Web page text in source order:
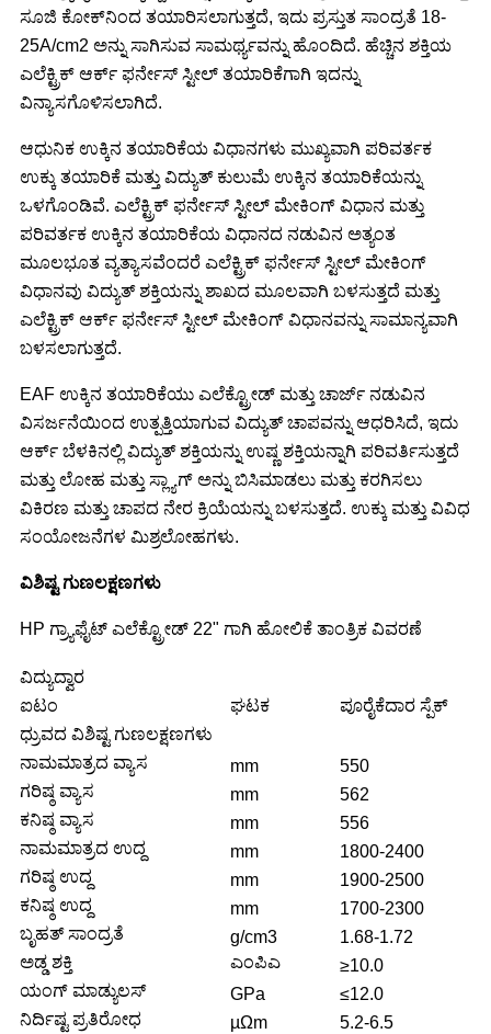
ಸೂಜಿ ಕೋಕ್‌ನಿಂದ ತಯಾರಿಸಲಾಗುತ್ತದೆ, ಇದು ಪ್ರಸ್ತುತ ಸಾಂದ್ರತೆ 18-
25A/cm2 ಅನ್ನು ಸಾಗಿಸುವ ಸಾಮರ್ಥ್ಯವನ್ನು ಹೊಂದಿದೆ. ಹೆಚ್ಚಿನ ಶಕ್ತಿಯ
ಎಲೆಕ್ಟ್ರಿಕ್ ಆರ್ಕ್ ಫರ್ನೇಸ್ ಸ್ಟೀಲ್ ತಯಾರಿಕೆಗಾಗಿ ಇದನ್ನು
ವಿನ್ಯಾಸಗೊಳಿಸಲಾಗಿದೆ.
ಆಧುನಿಕ ಉಕ್ಕಿನ ತಯಾರಿಕೆಯ ವಿಧಾನಗಳು ಮುಖ್ಯವಾಗಿ ಪರಿವರ್ತಕ
ಉಕ್ಕು ತಯಾರಿಕೆ ಮತ್ತು ವಿದ್ಯುತ್ ಕುಲುಮೆ ಉಕ್ಕಿನ ತಯಾರಿಕೆಯನ್ನು
ಒಳಗೊಂಡಿವೆ. ಎಲೆಕ್ಟ್ರಿಕ್ ಫರ್ನೇಸ್ ಸ್ಟೀಲ್ ಮೇಕಿಂಗ್ ವಿಧಾನ ಮತ್ತು
ಪರಿವರ್ತಕ ಉಕ್ಕಿನ ತಯಾರಿಕೆಯ ವಿಧಾನದ ನಡುವಿನ ಅತ್ಯಂತ
ಮೂಲಭೂತ ವ್ಯತ್ಯಾಸವೆಂದರೆ ಎಲೆಕ್ಟ್ರಿಕ್ ಫರ್ನೇಸ್ ಸ್ಟೀಲ್ ಮೇಕಿಂಗ್
ವಿಧಾನವು ವಿದ್ಯುತ್ ಶಕ್ತಿಯನ್ನು ಶಾಖದ ಮೂಲವಾಗಿ ಬಳಸುತ್ತದೆ ಮತ್ತು
ಎಲೆಕ್ಟ್ರಿಕ್ ಆರ್ಕ್ ಫರ್ನೇಸ್ ಸ್ಟೀಲ್ ಮೇಕಿಂಗ್ ವಿಧಾನವನ್ನು ಸಾಮಾನ್ಯವಾಗಿ
ಬಳಸಲಾಗುತ್ತದೆ.
EAF ಉಕ್ಕಿನ ತಯಾರಿಕೆಯು ಎಲೆಕ್ಟ್ರೋಡ್ ಮತ್ತು ಚಾರ್ಜ್ ನಡುವಿನ
ವಿಸರ್ಜನೆಯಿಂದ ಉತ್ಪತ್ತಿಯಾಗುವ ವಿದ್ಯುತ್ ಚಾಪವನ್ನು ಆಧರಿಸಿದೆ, ಇದು
ಆರ್ಕ್ ಬೆಳಕಿನಲ್ಲಿ ವಿದ್ಯುತ್ ಶಕ್ತಿಯನ್ನು ಉಷ್ಣ ಶಕ್ತಿಯನ್ನಾಗಿ ಪರಿವರ್ತಿಸುತ್ತದೆ
ಮತ್ತು ಲೋಹ ಮತ್ತು ಸ್ಲ್ಯಾಗ್ ಅನ್ನು ಬಿಸಿಮಾಡಲು ಮತ್ತು ಕರಗಿಸಲು
ವಿಕಿರಣ ಮತ್ತು ಚಾಪದ ನೇರ ಕ್ರಿಯೆಯನ್ನು ಬಳಸುತ್ತದೆ. ಉಕ್ಕು ಮತ್ತು ವಿವಿಧ
ಸಂಯೋಜನೆಗಳ ಮಿಶ್ರಲೋಹಗಳು.
ವಿಶಿಷ್ಟ ಗುಣಲಕ್ಷಣಗಳು
HP ಗ್ರ್ಯಾಫೈಟ್ ಎಲೆಕ್ಟ್ರೋಡ್ 22" ಗಾಗಿ ಹೋಲಿಕೆ ತಾಂತ್ರಿಕ ವಿವರಣೆ
ವಿದ್ಯುದ್ವಾರ
ಐಟಂ
ಘಟಕ
ಪೂರೈಕೆದಾರ ಸ್ಪೆಕ್
ಧ್ರುವದ ವಿಶಿಷ್ಟ ಗುಣಲಕ್ಷಣಗಳು
ನಾಮಮಾತ್ರದ ವ್ಯಾಸ
mm
550
ಗರಿಷ್ಠ ವ್ಯಾಸ
mm
562
ಕನಿಷ್ಠ ವ್ಯಾಸ
mm
556
ನಾಮಮಾತ್ರದ ಉದ್ದ
mm
1800-2400
ಗರಿಷ್ಠ ಉದ್ದ
mm
1900-2500
ಕನಿಷ್ಠ ಉದ್ದ
mm
1700-2300
ಬೃಹತ್ ಸಾಂದ್ರತೆ
g/cm3
1.68-1.72
ಅಡ್ಡ ಶಕ್ತಿ
ಎಂಪಿಎ
≥10.0
ಯಂಗ್ ಮಾಡ್ಯುಲಸ್
GPa
≤12.0
ನಿರ್ದಿಷ್ಟ ಪ್ರತಿರೋಧ
µΩm
5.2-6.5